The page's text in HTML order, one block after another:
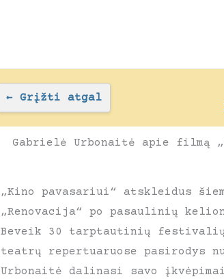
← Grįžti atgal
Gabrielė Urbonaitė apie filmą
„Kino pavasariui“ atskleidus
„Renovacija“ po pasaulinių
Beveik 30 tarptautinių
teatrų repertuaruose pasirodys
Urbonaitė dalinasi savo